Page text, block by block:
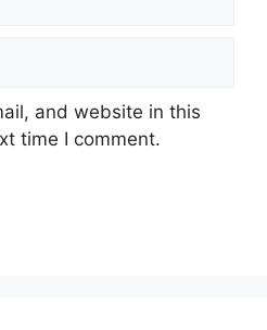
and website in this
time I comment.